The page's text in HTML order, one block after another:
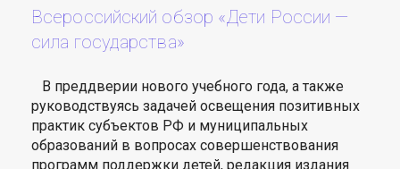
Всероссийский обзор «Дети России —
сила государства»
В преддверии нового учебного года, а также
руководствуясь задачей освещения позитивных
практик субъектов РФ и муниципальных
образований в вопросах совершенствования
программ поддержки детей, редакция издания